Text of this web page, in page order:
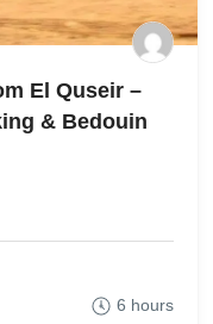
El Quseir –
& Bedouin
6 hours